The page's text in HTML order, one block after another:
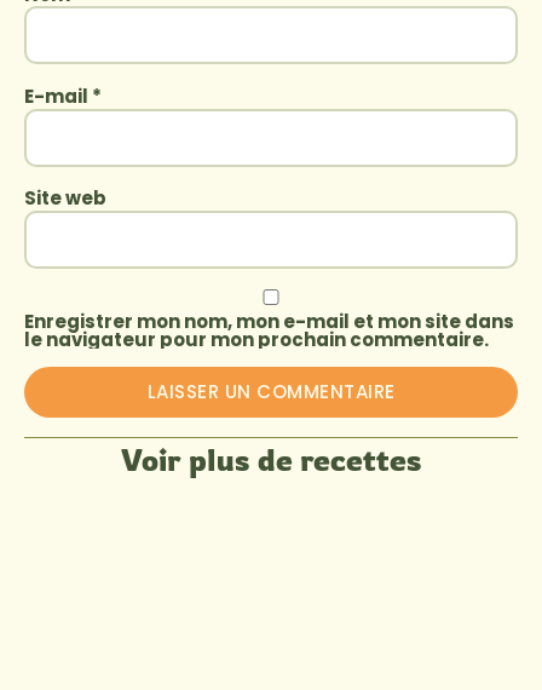
E-mail *
Site web
Enregistrer mon nom, mon e-mail et mon site dans
le navigateur pour mon prochain commentaire.
Voir plus de recettes